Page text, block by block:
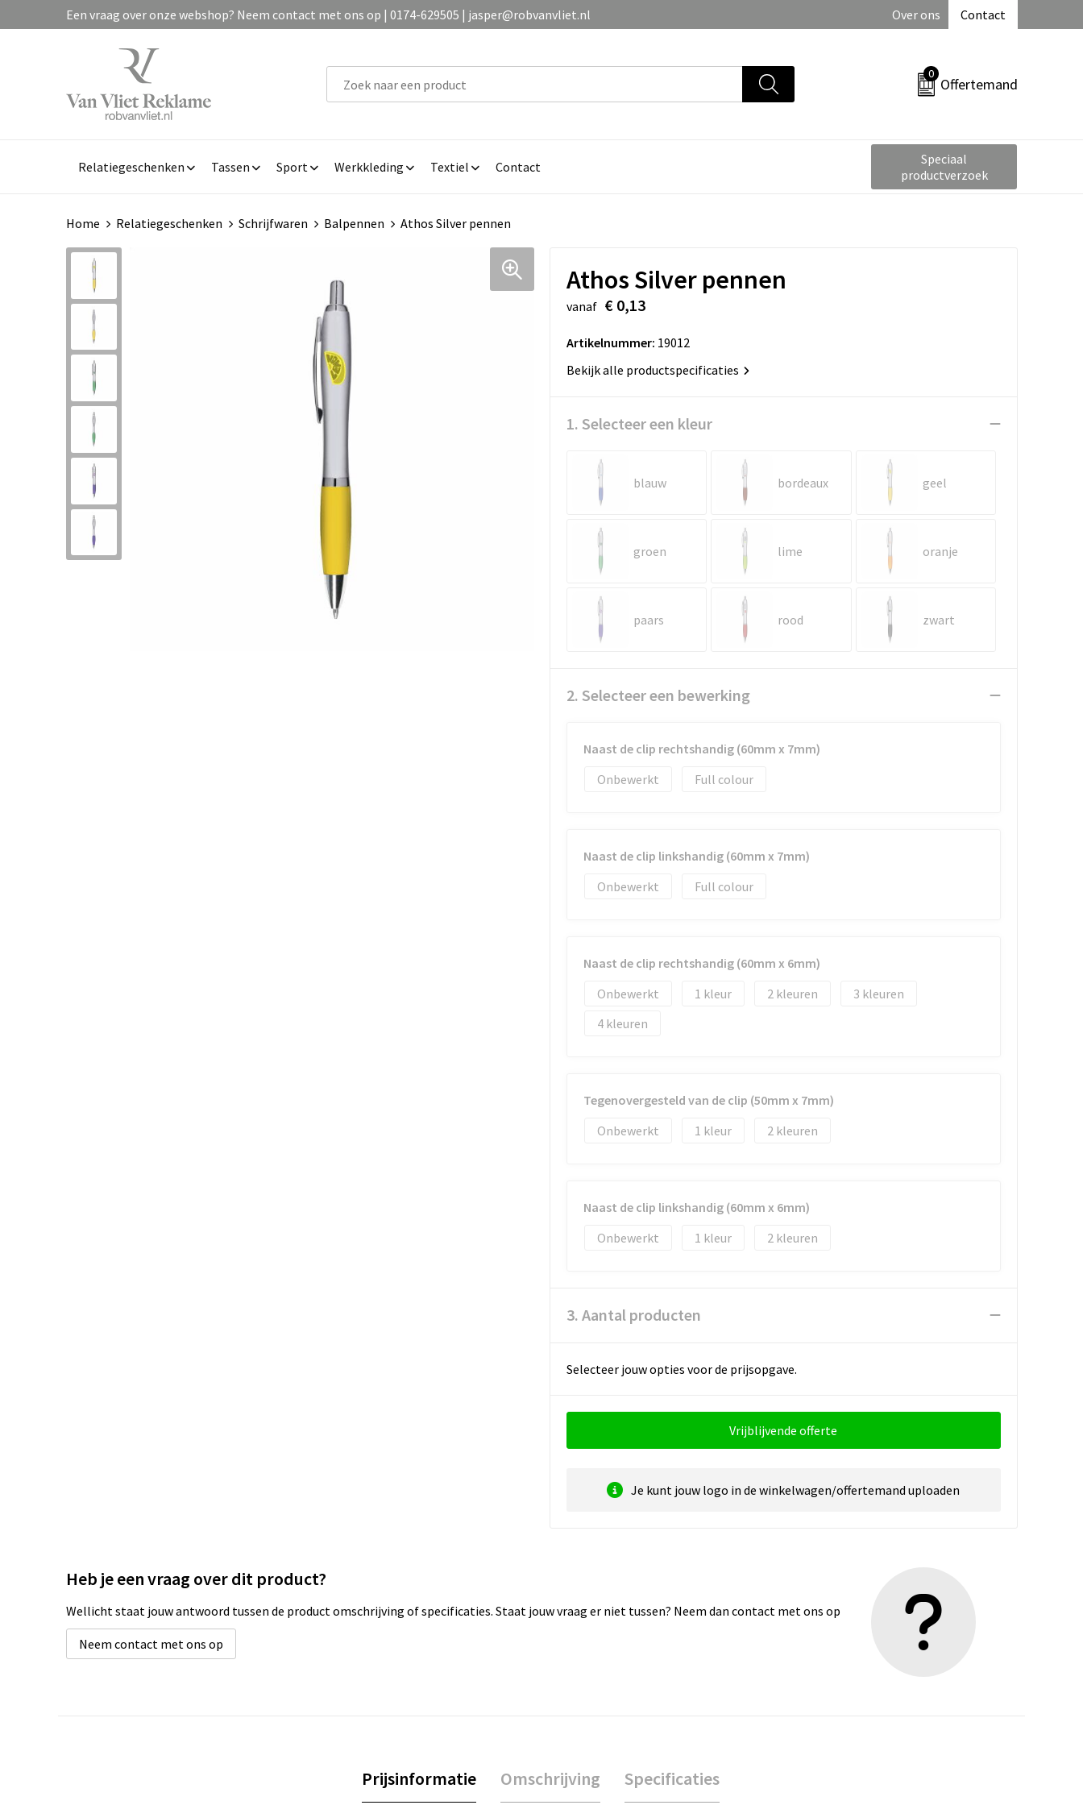
Een vraag over onze webshop? Neem contact met ons op | 0174-629505 | jasper@robvanvliet.nl Over ons Contact
0
Offertemand
Relatiegeschenken Tassen Sport Werkkleding Textiel Contact
Speciaal
productverzoek
Home Relatiegeschenken Schrijfwaren Balpennen Athos Silver pennen
Athos Silver pennen
vanaf € 0,13
Artikelnummer: 19012
Bekijk alle productspecificaties
1. Selecteer een kleur
blauw bordeaux geel
groen lime oranje
paars rood zwart
2. Selecteer een bewerking
Naast de clip rechtshandig (60mm x 7mm)
Onbewerkt
Full colour
Naast de clip linkshandig (60mm x 7mm)
Onbewerkt
Full colour
Naast de clip rechtshandig (60mm x 6mm)
Onbewerkt
1 2
3
4
Tegenovergesteld van de clip (50mm x 7mm)
Onbewerkt
1 2
Naast de clip linkshandig (60mm x 6mm)
Onbewerkt
1 2
3. Aantal producten
Selecteer jouw opties voor de prijsopgave.
Vrijblijvende offerte
Je kunt jouw logo in de winkelwagen/offertemand uploaden
Heb je een vraag over dit product?
Wellicht staat jouw antwoord tussen de product omschrijving of specificaties. Staat jouw vraag er niet tussen? Neem dan contact met ons op
Neem contact met ons op
Prijsinformatie Omschrijving Specificaties